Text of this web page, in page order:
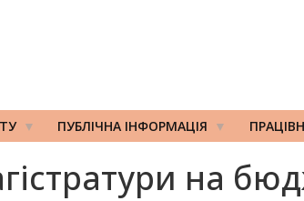
ПУБЛІЧНА ІНФОРМАЦІЯ
на